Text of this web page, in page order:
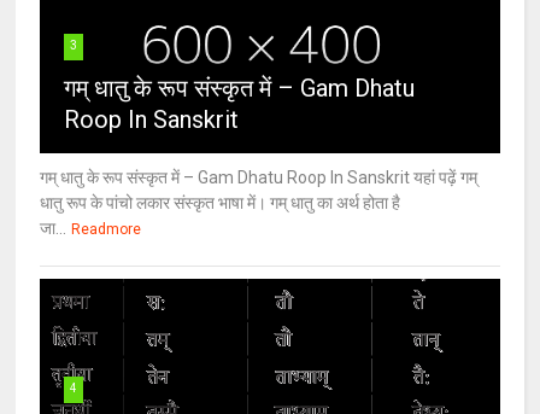
3
गम् धातु के रूप संस्कृत में – Gam Dhatu
Roop In Sanskrit
गम् धातु के रूप संस्कृत में – Gam Dhatu Roop In Sanskrit यहां पढ़ें गम्
धातु रूप के पांचो लकार संस्कृत भाषा में। गम् धातु का अर्थ होता है
जा...
Readmore
4